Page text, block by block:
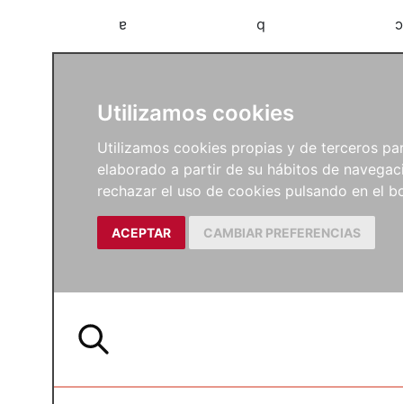
Utilizamos cookies
Utilizamos cookies propias y de terceros
elaborado a partir de su hábitos de
rechazar el uso de cookies pulsando en el
ACEPTAR CAMBIAR PREFERENCIAS
a b c